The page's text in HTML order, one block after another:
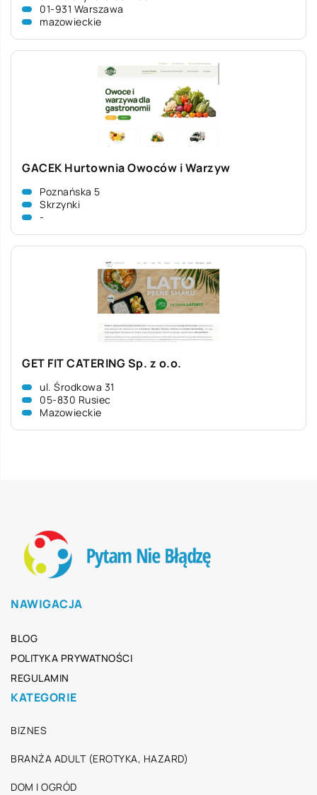
01-931 Warszawa
mazowieckie
GACEK Hurtownia Owoców i Warzyw
Poznańska 5
Skrzynki
-
GET FIT CATERING Sp. z o.o.
ul. Środkowa 31
05-830 Rusiec
Mazowieckie
NAWIGACJA
BLOG
POLITYKA PRYWATNOŚCI
REGULAMIN
KATEGORIE
BIZNES
BRANŻA ADULT (EROTYKA, HAZARD)
DOM I OGRÓD